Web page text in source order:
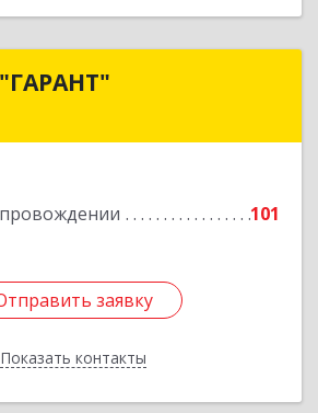
101
заявку
Показать контакты
Компания "ГАРАНТ"
Подробнее
заявку
Назад